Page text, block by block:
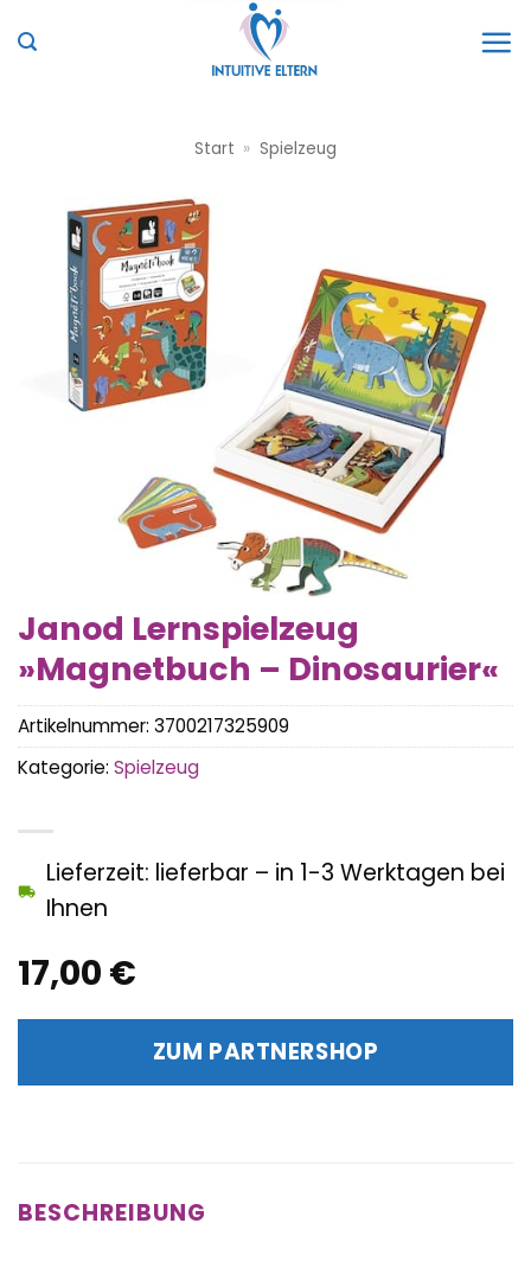
Inhalt
Start » Spielzeug
Janod Lernspielzeug
»Magnetbuch – Dinosaurier«
17,00 €
Lieferzeit: lieferbar – in 1-3 Werktagen bei
Ihnen
ZUM PARTNERSHOP
Artikelnummer: 3700217325909
Kategorie: Spielzeug
BESCHREIBUNG